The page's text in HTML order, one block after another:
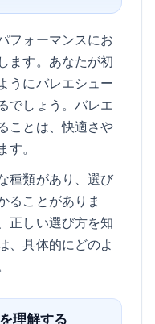
フォーマンスにお
ます。あなたが初
うにバレエシュー
でしょう。バレエ
ことは、快適さや
。
種類があり、選び
ることがありま
正しい選び方を知
、具体的にどのよ
理解する